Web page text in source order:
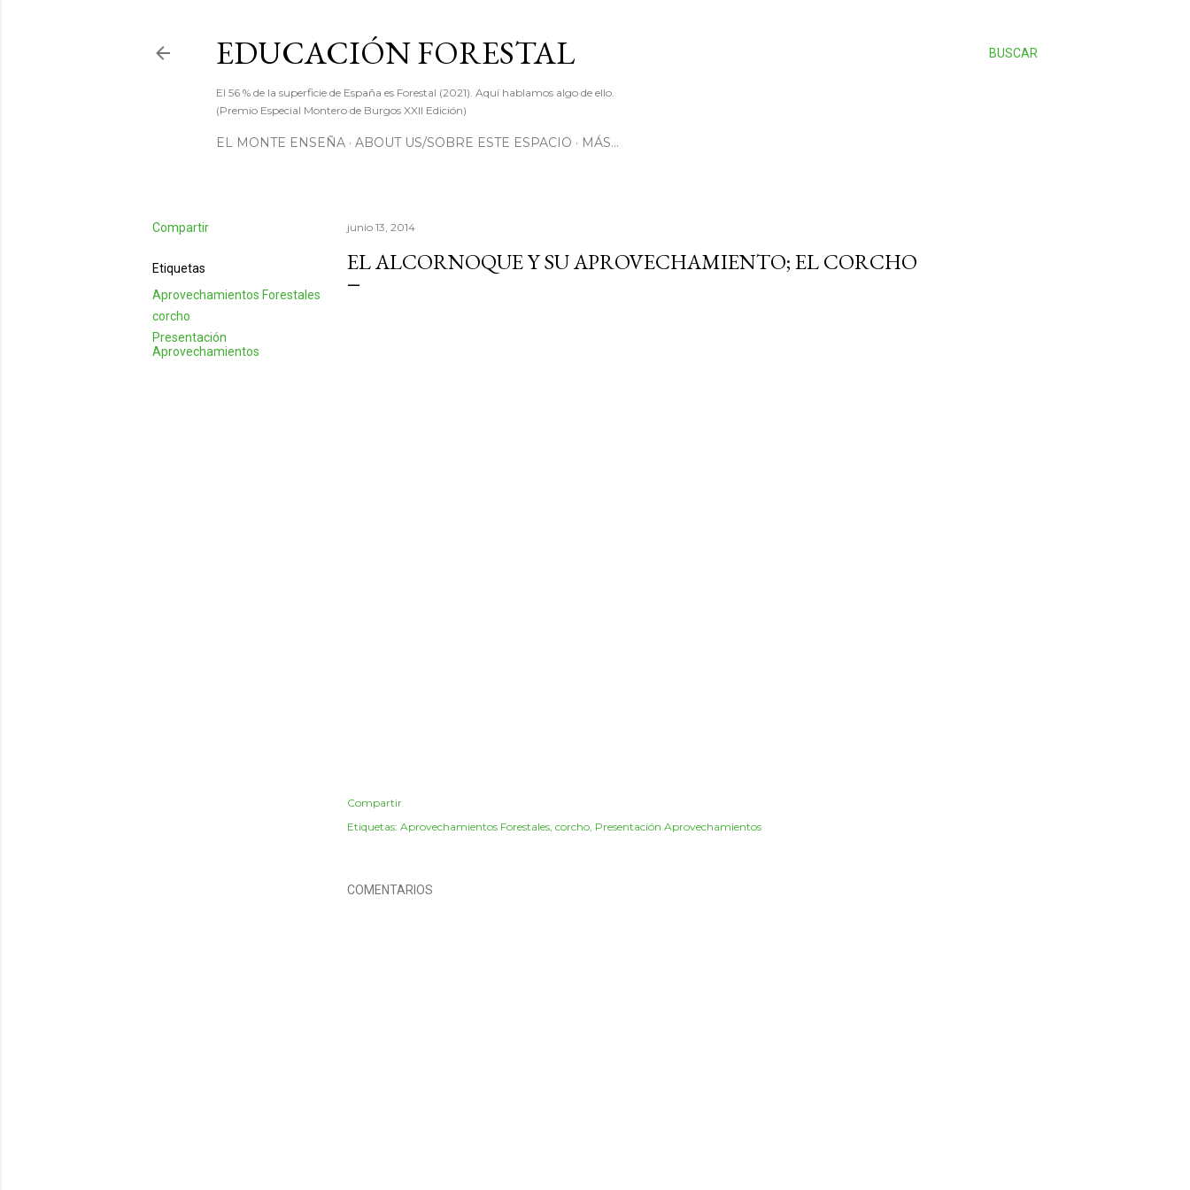
BUSCAR
EDUCACIÓN FORESTAL
El 56 % de la superficie de España es Forestal (2021). Aquí hablamos algo de ello.
(Premio Especial Montero de Burgos XXII Edición)
EL MONTE ENSEÑA ABOUT US/SOBRE ESTE ESPACIO MÁS…
Compartir
Etiquetas
Aprovechamientos Forestales
corcho
Presentación
Aprovechamientos
junio 13, 2014
EL ALCORNOQUE Y SU APROVECHAMIENTO; EL CORCHO
Compartir
Etiquetas: Aprovechamientos Forestales corcho Presentación Aprovechamientos
COMENTARIOS